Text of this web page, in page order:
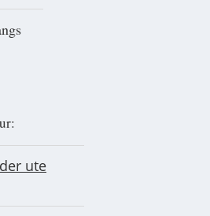
ute